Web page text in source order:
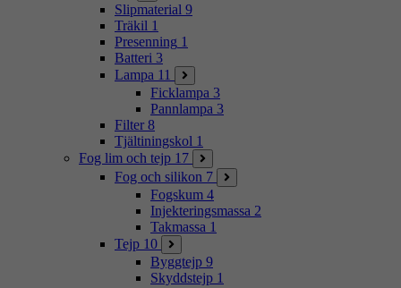
Slipmaterial 9
Träkil 1
Presenning 1
Batteri 3
Lampa 11
Ficklampa 3
Pannlampa 3
Filter 8
Tjältiningskol 1
Fog lim och tejp 17
Fog och silikon 7
Fogskum 4
Injekteringsmassa 2
Takmassa 1
Tejp 10
Byggtejp 9
Skyddstejp 1